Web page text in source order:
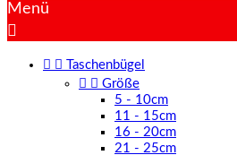
Menü

 
Taschenbügel
  Größe
5 - 10cm
11 - 15cm
16 - 20cm
21 - 25cm